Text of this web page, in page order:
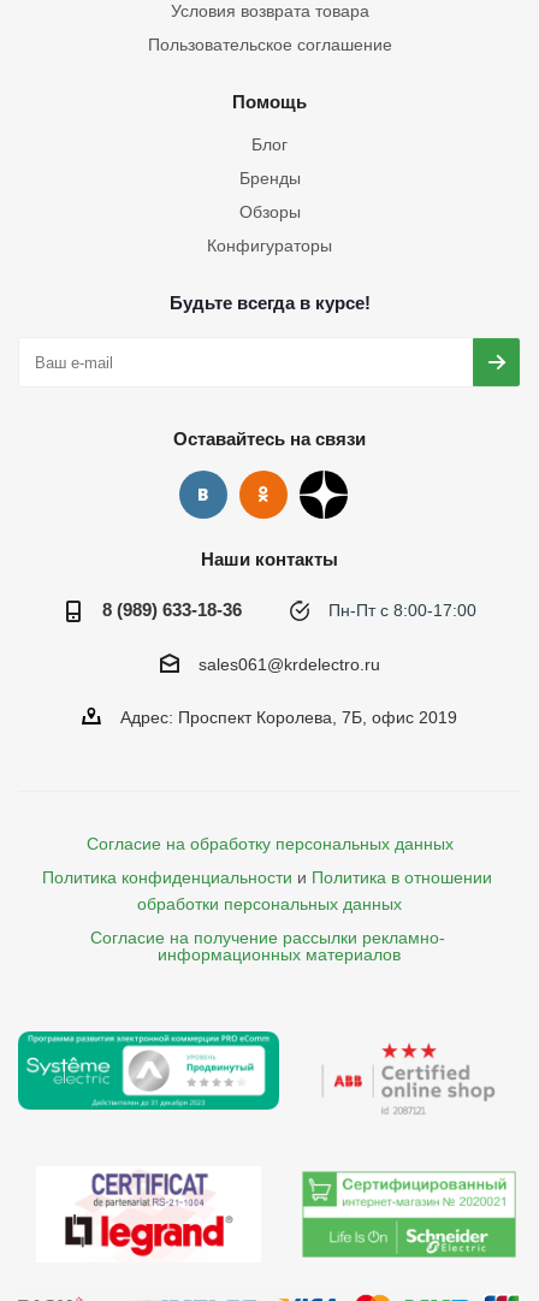
Условия возврата товара
Пользовательское соглашение
Помощь
Блог
Бренды
Обзоры
Конфигураторы
Будьте всегда в курсе!
Оставайтесь на связи
Наши контакты
8 (989) 633-18-36 Пн-Пт с 8:00-17:00
sales061@krdelectro.ru
Адрес: Проспект Королева, 7Б, офис 2019
Согласие на обработку персональных данных
Политика конфиденциальности и Политика в отношении
обработки персональных данных
Согласие на получение рассылки рекламно-
    информационных материалов